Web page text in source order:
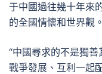
于中國過往幾十年來
的全國情懷和世界觀。
“中國尋求的不是獨
戰爭發展、互利一起